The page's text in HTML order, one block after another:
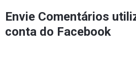
Envie Comentários
conta do Facebook